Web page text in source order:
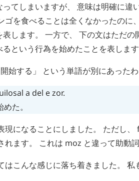
てしまいますが、 意味は明確に違
ゴを食べることは全くなかったのに
します。 一方で、 下の文はただ
という行為を始めたことを表しま
開始する」 という単語が別にあった
a del ezor.
た。
現になることにしました。 ただし、
れます。 これは moz と違って助動
はこんな感じに落ち着きました。